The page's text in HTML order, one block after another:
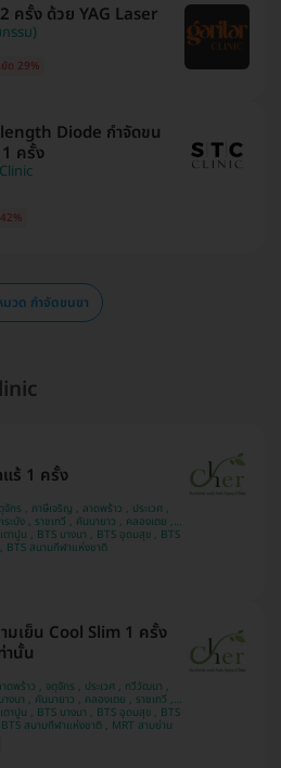
ครั้ง ด้วย YAG Laser
รรม)
ยัด 29%
Diode กำจัดขน
ครั้ง
วด กำจัดขนขา
ร้ 1 ครั้ง
อโศก , MRT สุขุมวิท , MRT สามย่าน , BTS สนามกีฬาแห่งชาติ
มเย็น Cool Slim 1 ครั้ง
านั้น
อโศก , MRT สุขุมวิท , BTS อ่อนนุช , BTS สนามกีฬาแห่งชาติ , MRT สามย่าน